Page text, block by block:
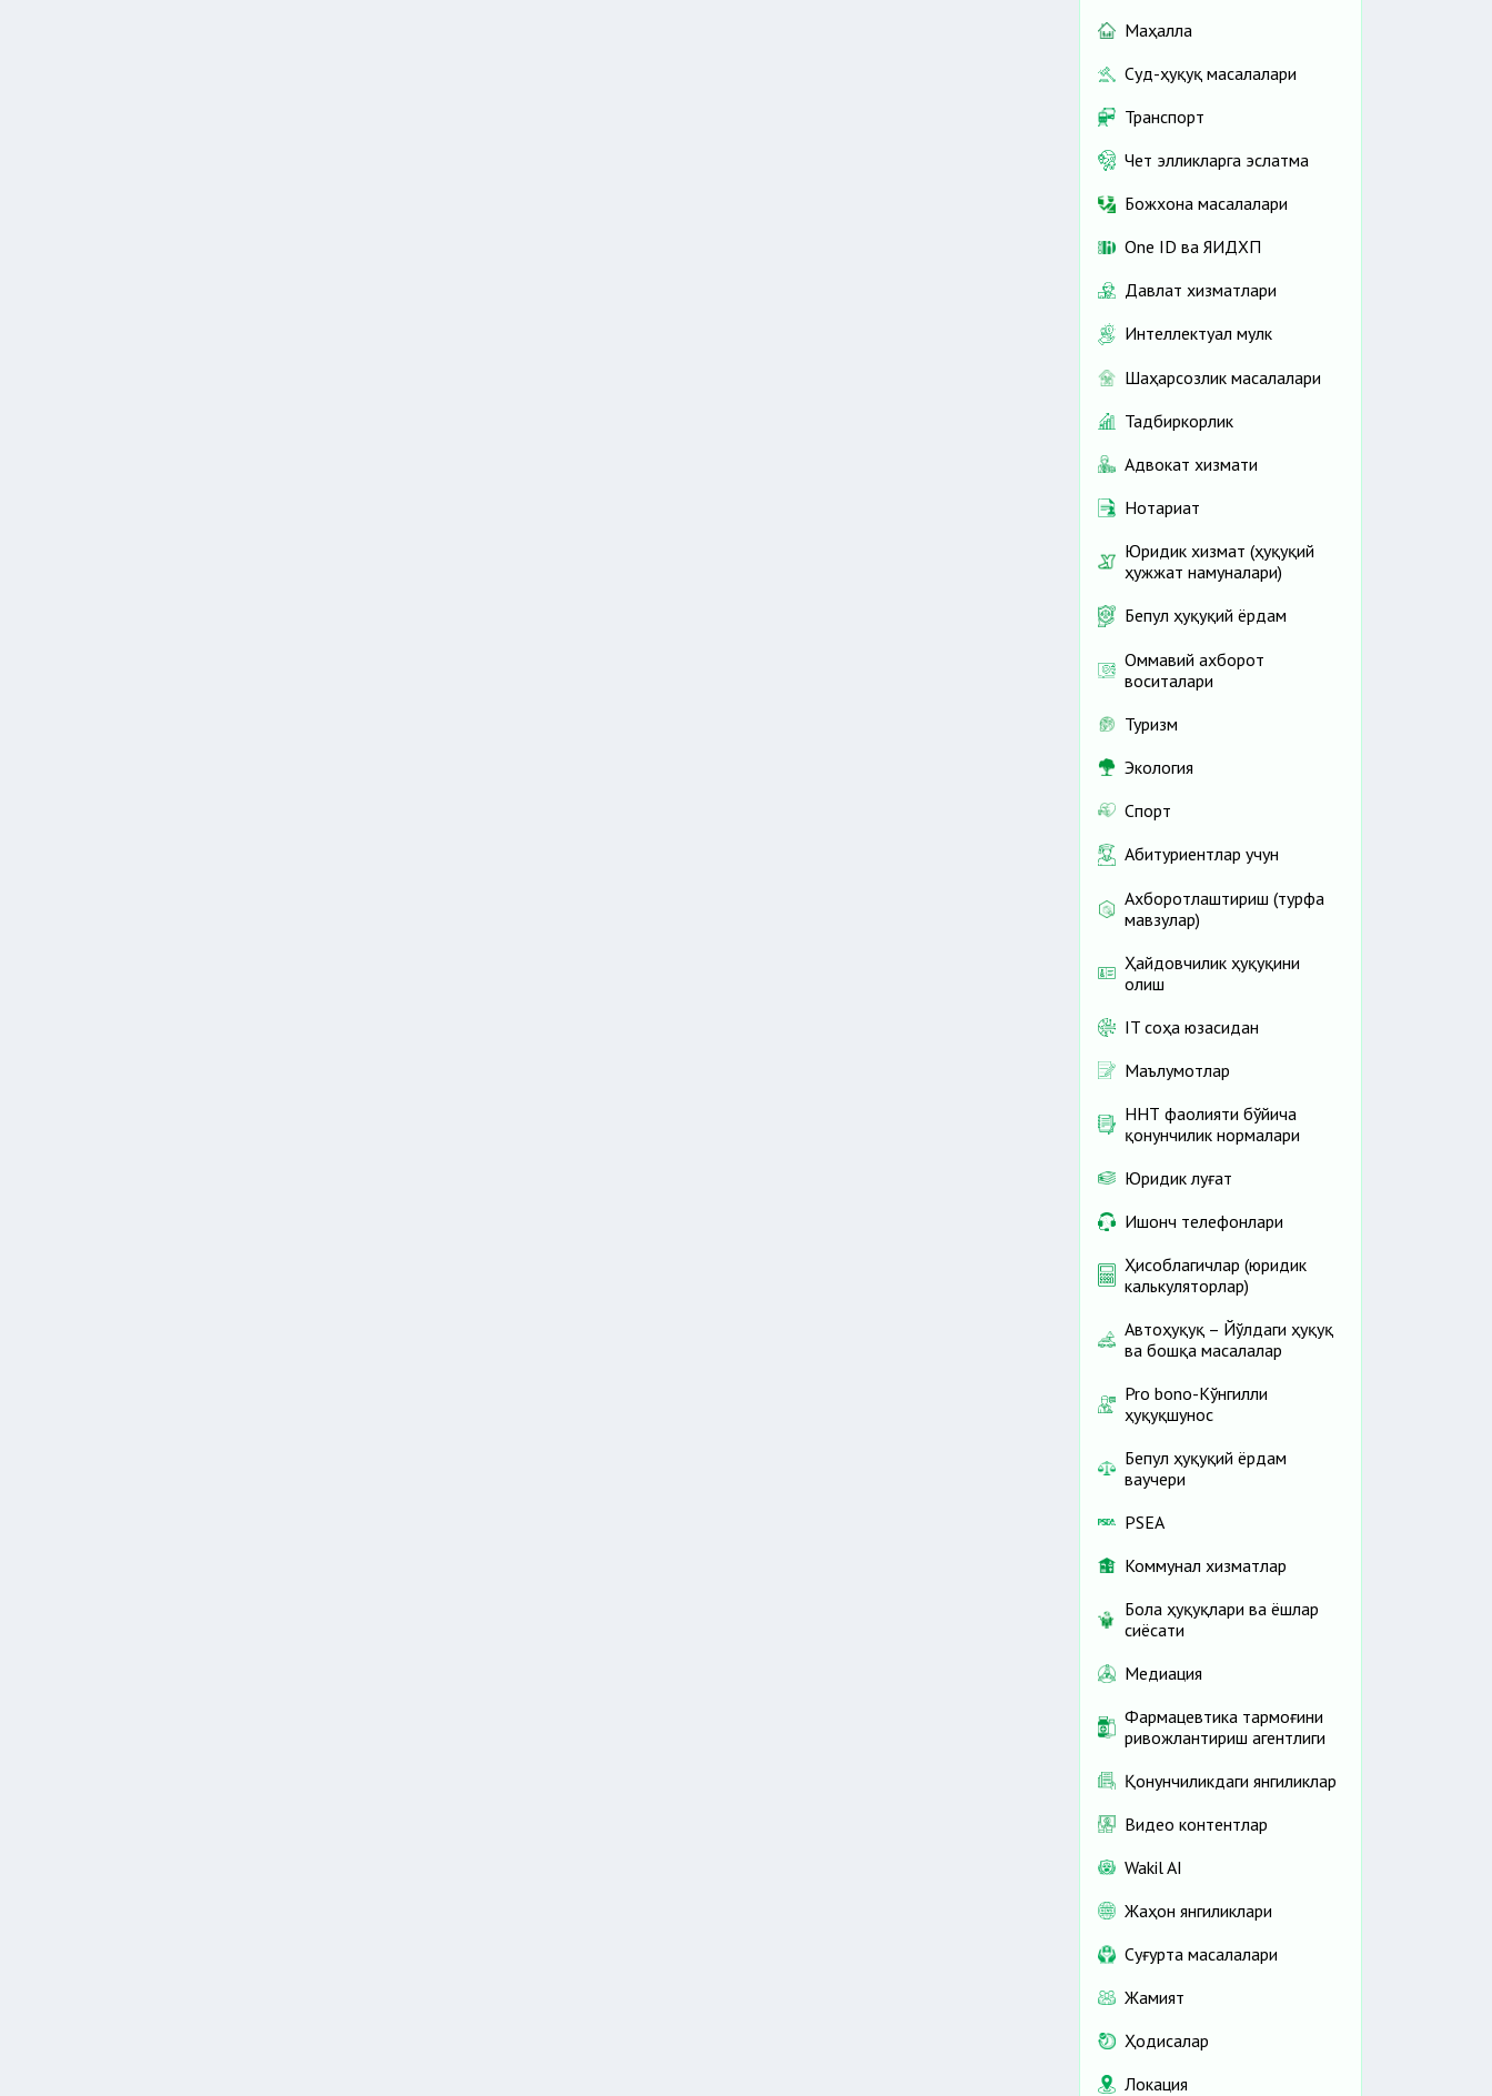
Маҳалла
Суд-ҳуқуқ масалалари
Транспорт
Чет элликларга эслатма
Божхона масалалари
One ID ва ЯИДХП
Давлат хизматлари
Интеллектуал мулк
Шаҳарсозлик масалалари
Тадбиркорлик
Адвокат хизмати
Нотариат
Юридик хизмат (ҳуқуқий
ҳужжат намуналари)
Бепул ҳуқуқий ёрдам
Оммавий ахборот
воситалари
Туризм
Экология
Спорт
Абитуриентлар учун
Ахборотлаштириш (турфа
мавзулар)
Ҳайдовчилик ҳуқуқини
олиш
IT соҳа юзасидан
Маълумотлар
ННТ фаолияти бўйича
қонунчилик нормалари
Юридик луғат
Ишонч телефонлари
Ҳисоблагичлар (юридик
калькуляторлар)
Автоҳуқуқ – Йўлдаги ҳуқуқ
ва бошқа масалалар
Pro bono-Кўнгилли
ҳуқуқшунос
Бепул ҳуқуқий ёрдам
ваучери
PSEA
Коммунал хизматлар
Бола ҳуқуқлари ва ёшлар
сиёсати
Медиация
Фармацевтика тармоғини
ривожлантириш агентлиги
Қонунчиликдаги янгиликлар
Видео контентлар
Wakil AI
Жаҳон янгиликлари
Cуғурта масалалари
Жамият
Ҳодисалар
Локация